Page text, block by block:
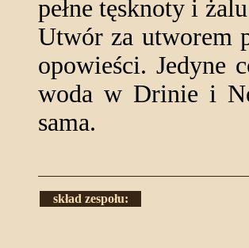
pełne tęsknoty i
Utwór za utworem
opowieści. Jedyne
woda w Drinie i
sama.
skład zespołu: